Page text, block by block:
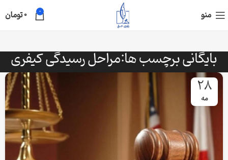
منو 0
0تومان
بایگانی برچسب ها:مراحل رسیدگی کیفری
28
مه